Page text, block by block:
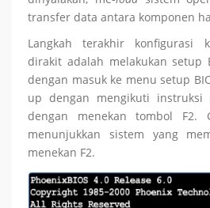
September 2025
Tutorial Bahasa R : #4 Fungsi dan
18 September 2025
transfer data antara komponen
Langkah terakhir konfigurasi
dirakit adalah melakukan setup
dengan masuk ke menu setup
up dengan mengikuti instruksi
dengan menekan tombol F2.
menunjukkan sistem yang
menekan F2.